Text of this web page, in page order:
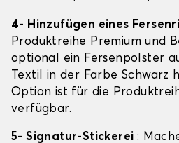
4- Hinzufügen eines
Produktreihe Premium und
optional ein Fersenpolster
Textil in der Farbe Schwarz
Option ist für die
verfügbar.
5- Signatur-Stickerei :